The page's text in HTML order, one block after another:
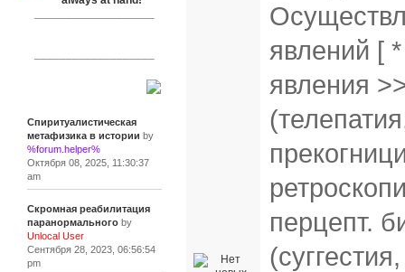
Спиритуалистическая
метафизика в истории by
%forum.helper%
Октября 08, 2025, 11:30:37
am
Скромная реабилитация
паранормальногоby
Unlocal User
Сентября 28, 2023, 06:56:54
pm
явлений [
явления
перцепт.